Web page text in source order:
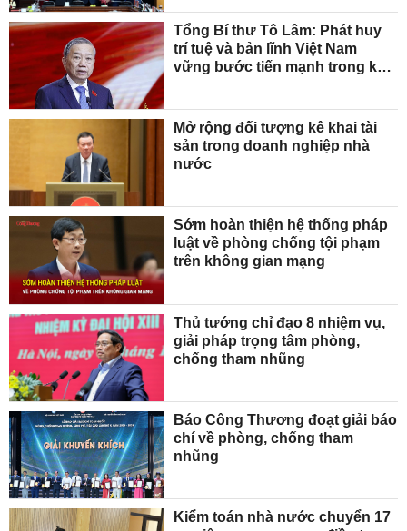
Tổng Bí thư Tô Lâm: Phát huy
trí tuệ và bản lĩnh Việt Nam
vững bước tiến mạnh trong kỷ
Mở rộng đối tượng kê khai tài
sản trong doanh nghiệp nhà
nước
Sớm hoàn thiện hệ thống pháp
luật về phòng chống tội phạm
trên không gian mạng
Thủ tướng chỉ đạo 8 nhiệm vụ,
giải pháp trọng tâm phòng,
chống tham nhũng
Báo Công Thương đoạt giải báo
chí về phòng, chống tham
nhũng
Kiểm toán nhà nước chuyển 17